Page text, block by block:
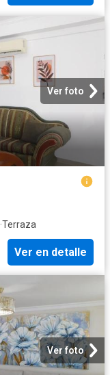
Ver foto
·Terraza
Ver en detalle
Ver foto